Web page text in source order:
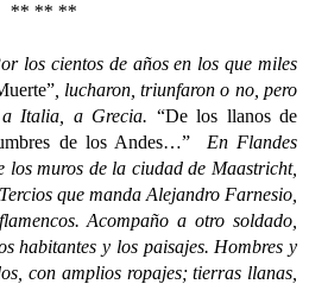
** ** **
cientos de años en los que miles
, lucharon, triunfaron o no, pero
Italia, a Grecia. “De los llanos de
de los Andes…”En Flandes
los muros de la ciudad de Maastricht,
que manda Alejandro Farnesio,
Acompaño a otro soldado,
habitantes y los paisajes. Hombres y
con amplios ropajes; tierras llanas,